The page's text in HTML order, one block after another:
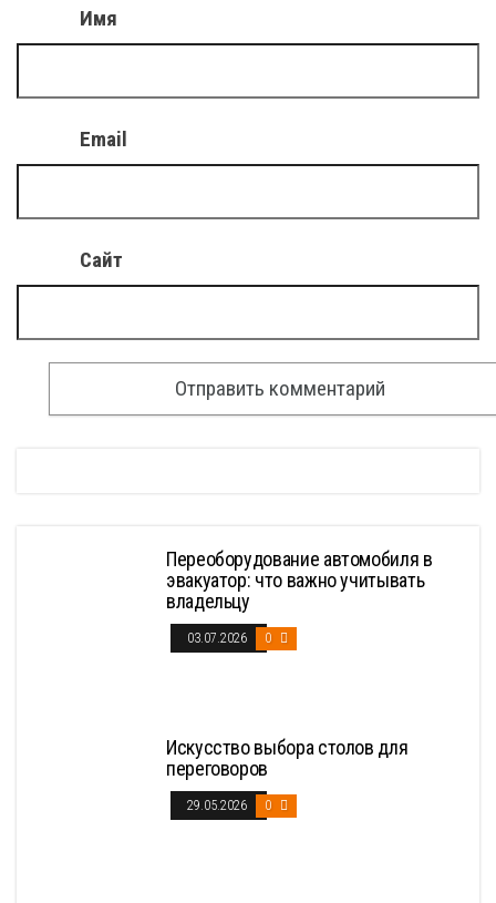
Имя
Email
Сайт
Переоборудование автомобиля в
эвакуатор: что важно учитывать
владельцу
03.07.2026 0
Искусство выбора столов для
переговоров
29.05.2026 0